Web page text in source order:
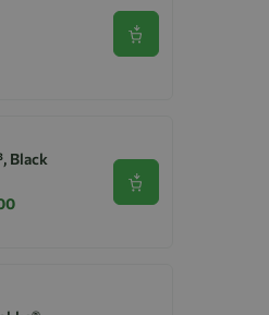
Se produkt
Black
Se produkt